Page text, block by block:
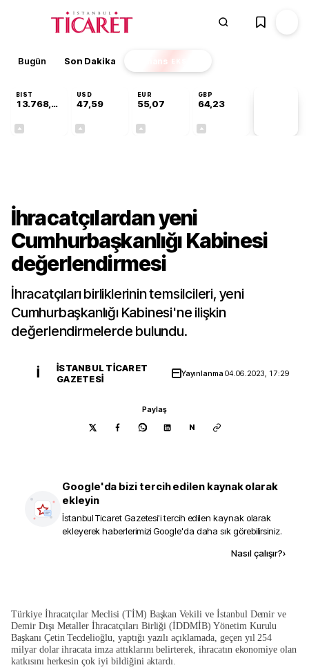
Bugün Son Dakika Finans EKSTRA
BIST
13.768,80
USD
47,59
EUR
55,07
GBP
64,23
İhracatçılardan yeni
Cumhurbaşkanlığı Kabinesi
değerlendirmesi
İhracatçıları birliklerinin temsilcileri, yeni
Cumhurbaşkanlığı Kabinesi'ne ilişkin
değerlendirmelerde bulundu.
İ
İSTANBUL TICARET
GAZETESI
Yayınlanma04.06.2023, 17:29
Paylaş
N
Google'da bizi tercih edilen kaynak olarak
ekleyin
İstanbul Ticaret Gazetesi'i tercih edilen kaynak olarak
ekleyerek haberlerimizi Google'da daha sık görebilirsiniz.
Nasıl çalışır?›
Türkiye İhracatçılar Meclisi (TİM) Başkan Vekili ve İstanbul Demir ve
Demir Dışı Metaller İhracatçıları Birliği (İDDMİB) Yönetim Kurulu
Başkanı Çetin Tecdelioğlu, yaptığı yazılı açıklamada, geçen yıl 254
milyar dolar ihracata imza attıklarını belirterek, ihracatın ekonomiye olan
katkısını herkesin çok iyi bildiğini aktardı.